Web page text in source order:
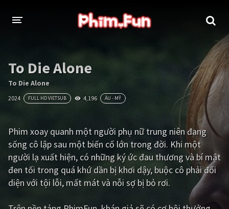
THỂ LOẠI
Thần thoại - Cổ trang
Tâm lý Chiến tranh
Kinh dị Tội phạm - Hình sự
Phiêu lưu Hài hước
Viễn tưởng Khoa học - Tài liệu
Hoạt hình Thể thao
To Die Alone
To Die Alone
2024 FULL HD VIETSUB 4,196 ÂU - MỸ
Phim xoay quanh một người phụ nữ trung niên đang
sống cô lập sau một biến cố lớn trong đời. Khi một
người lạ xuất hiện, có những ký ức đau thương và bí mật
đen tối trong quá khứ dần bị khơi dậy, buộc cô phải đối
diện với tội lỗi, mất mát và nỗi sợ bị bỏ rơi.